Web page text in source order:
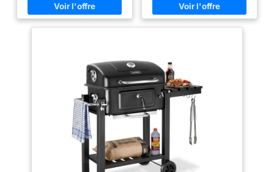
Articles livrés : 1 x
Barbecue à charbon
Weber Classic Kettle, 47
une grille surélevée pour le
maintien au chaud
SURVEILLANCE ET CUISSON
température interne ; le système
de fermeture favorise une
répartition homogène de la
chaleur pour des résultats
précis sur la viande, le poisson
et les légumes STRUCTURE EN
ACIER RÉSISTANT - Le châssis
en acier avec revêtement par
poudre prévient la corrosion et
assure une grande stabilité ; les
roues robustes facilitent le
déplacement dans le jardin ou
permet de garder un œil sur le
point de cuisson exact de vos
créations culinaires sans avoir à
cuisson à cœur : le barbecue au
charbon de bois haut de gamme
KESSER offre un effet four
unique grâce à son couvercle
fermé. Cela permet non
seulement d'éviter que les
graisses s’enflamment, mais
aussi de cuire parfaitement de
gros morceaux de viande.
Utilisation polyvalente avec
tuyau de cheminée options de
ventilation : le tuyau de